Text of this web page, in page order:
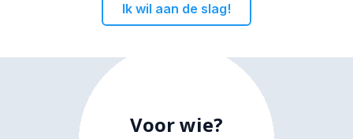
Ik wil aan de slag!
Voor wie?